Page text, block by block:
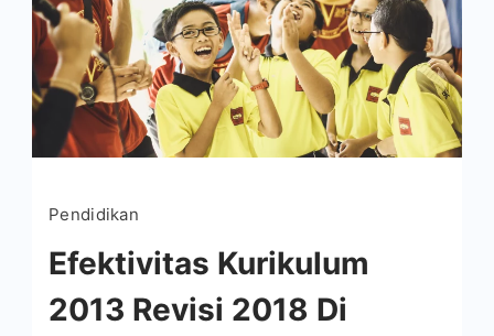
Pendidikan
Efektivitas Kurikulum
2013 Revisi 2018 Di